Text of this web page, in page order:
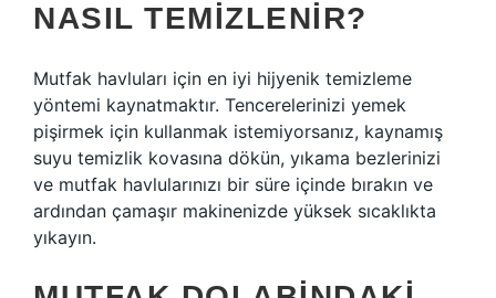
NASIL TEMIZLENIR?
Mutfak havluları için en iyi hijyenik temizleme
yöntemi kaynatmaktır. Tencerelerinizi yemek
pişirmek için kullanmak istemiyorsanız, kaynamış
suyu temizlik kovasına dökün, yıkama bezlerinizi
ve mutfak havlularınızı bir süre içinde bırakın ve
ardından çamaşır makinenizde yüksek sıcaklıkta
yıkayın.